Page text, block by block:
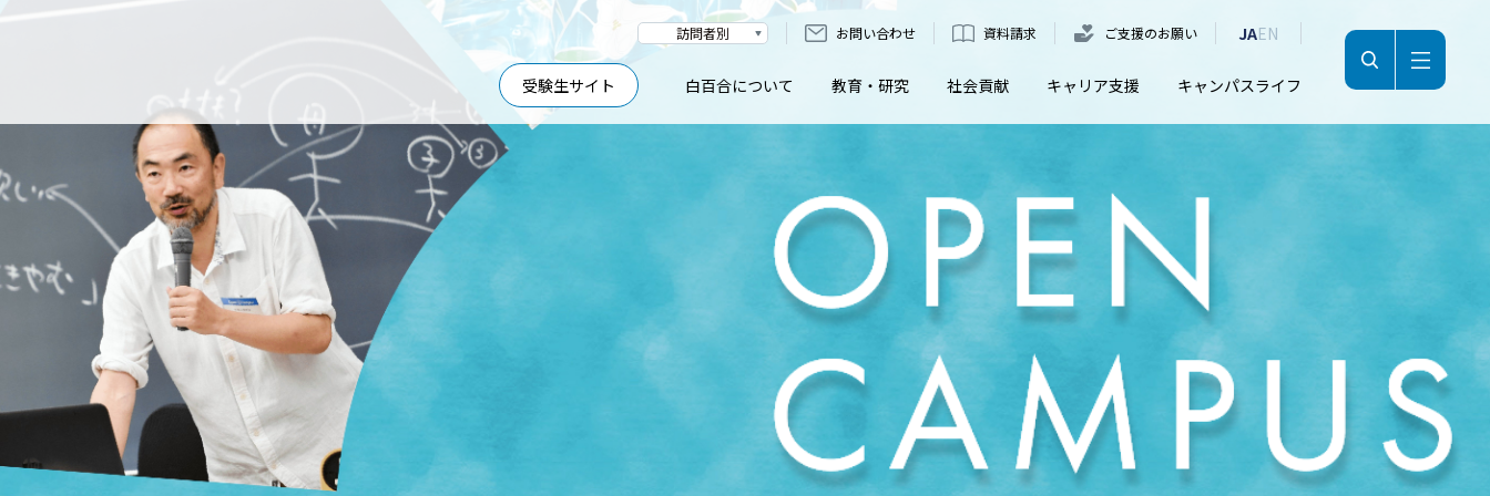
訪問者別 お問い合わせ 資料請求 ご支援のお願い JAEN
受験生サイト 白百合について 教育・研究 社会貢献 キャリア支援 キャンパスライフ